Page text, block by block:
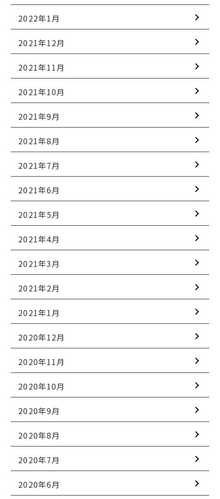
2022年1月
2021年12月
2021年11月
2021年10月
2021年9月
2021年8月
2021年7月
2021年6月
2021年5月
2021年4月
2021年3月
2021年2月
2021年1月
2020年12月
2020年11月
2020年10月
2020年9月
2020年8月
2020年7月
2020年6月